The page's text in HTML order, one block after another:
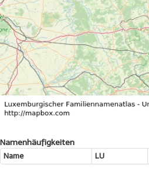
Namenhäufigkeiten
Name LU